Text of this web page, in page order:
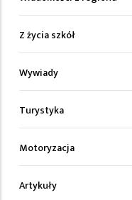
Z życia szkół
Wywiady
Turystyka
Motoryzacja
Artykuły